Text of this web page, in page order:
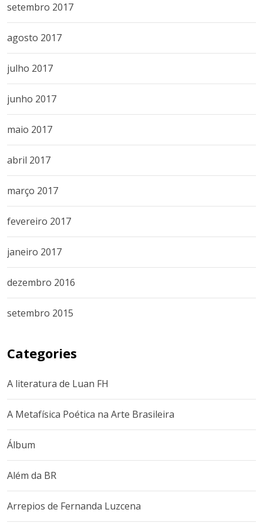
setembro 2017
agosto 2017
julho 2017
junho 2017
maio 2017
abril 2017
março 2017
fevereiro 2017
janeiro 2017
dezembro 2016
setembro 2015
Categories
A literatura de Luan FH
A Metafísica Poética na Arte Brasileira
Álbum
Além da BR
Arrepios de Fernanda Luzcena